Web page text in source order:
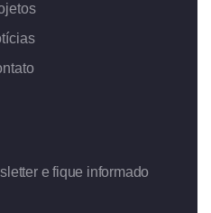
e fique informado